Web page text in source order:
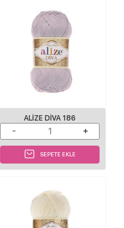
ALIZE DIVA 186
SEPETE EKLE